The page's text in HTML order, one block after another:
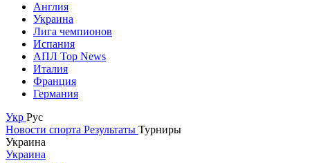
Англия
Украина
Лига чемпионов
Испания
АПЛ Top News
Италия
Франция
Германия
Укр Рус
Новости спорта Результаты Турниры
Украина
Украина